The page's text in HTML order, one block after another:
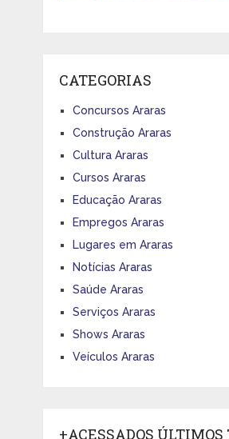
CATEGORIAS
Concursos Araras
Construção Araras
Cultura Araras
Cursos Araras
Educação Araras
Empregos Araras
Lugares em Araras
Notícias Araras
Saúde Araras
Serviços Araras
Shows Araras
Veículos Araras
+ACESSADOS ÚLTIMOS